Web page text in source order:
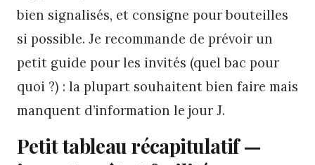
bien signalisés, et consigne pour bouteilles
si possible. Je recommande de prévoir un
petit guide pour les invités (quel bac pour
quoi ?) : la plupart souhaitent bien faire mais
manquent d’information le jour J.
Petit tableau récapitulatif —